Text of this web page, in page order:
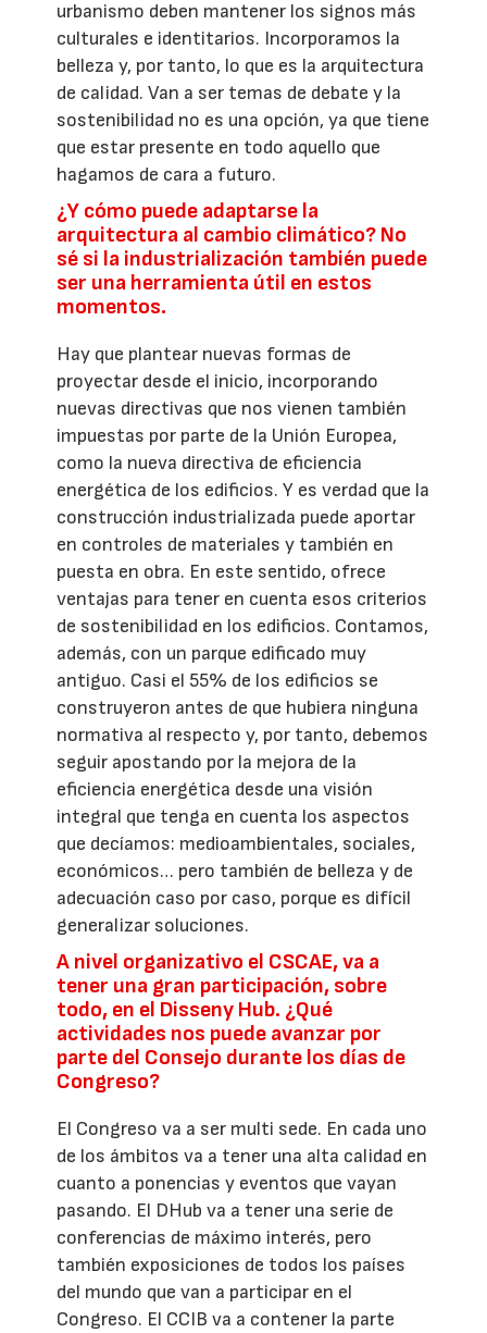
urbanismo deben mantener los signos más
culturales e identitarios. Incorporamos la
belleza y, por tanto, lo que es la arquitectura
de calidad. Van a ser temas de debate y la
sostenibilidad no es una opción, ya que tiene
que estar presente en todo aquello que
hagamos de cara a futuro.
¿Y cómo puede adaptarse la
arquitectura al cambio climático? No
sé si la industrialización también puede
ser una herramienta útil en estos
momentos.
Hay que plantear nuevas formas de
proyectar desde el inicio, incorporando
nuevas directivas que nos vienen también
impuestas por parte de la Unión Europea,
como la nueva directiva de eficiencia
energética de los edificios. Y es verdad que la
construcción industrializada puede aportar
en controles de materiales y también en
puesta en obra. En este sentido, ofrece
ventajas para tener en cuenta esos criterios
de sostenibilidad en los edificios. Contamos,
además, con un parque edificado muy
antiguo. Casi el 55% de los edificios se
construyeron antes de que hubiera ninguna
normativa al respecto y, por tanto, debemos
seguir apostando por la mejora de la
eficiencia energética desde una visión
integral que tenga en cuenta los aspectos
que decíamos: medioambientales, sociales,
económicos… pero también de belleza y de
adecuación caso por caso, porque es difícil
generalizar soluciones.
A nivel organizativo el CSCAE, va a
tener una gran participación, sobre
todo, en el Disseny Hub. ¿Qué
actividades nos puede avanzar por
parte del Consejo durante los días de
Congreso?
El Congreso va a ser multi sede. En cada uno
de los ámbitos va a tener una alta calidad en
cuanto a ponencias y eventos que vayan
pasando. El DHub va a tener una serie de
conferencias de máximo interés, pero
también exposiciones de todos los países
del mundo que van a participar en el
Congreso. El CCIB va a contener la parte